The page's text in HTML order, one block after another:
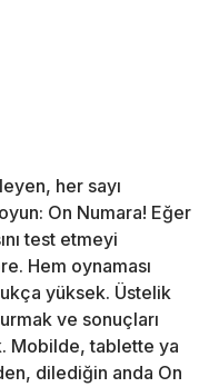
her sayı
On Numara! Eğer
test etmeyi
Hem oynaması
yüksek. Üstelik
ve sonuçları
Mobilde, tablette ya
dilediğin anda On